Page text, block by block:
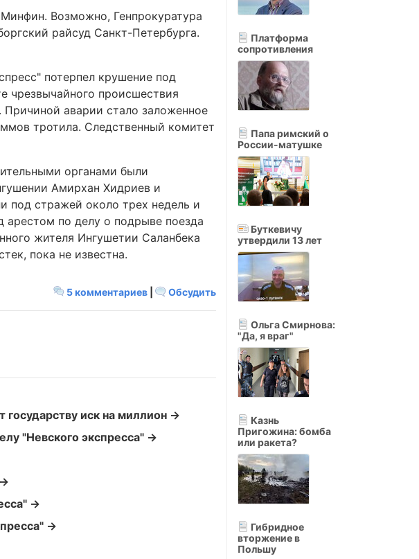
Возможно, Генпрокуратура
райсуд Санкт-Петербурга.
потерпел крушение под
чрезвычайного происшествия
Причиной аварии стало заложенное
тротила. Следственный комитет
органами были
Амирхан Хидриев и
под стражей около трех недель и
по делу о подрыве поезда
жителя Ингушетии Саланбека
пока не известна.
5 комментариев Обсудить
иск на миллион →
"Невского экспресса" →
→
→
Платформа
сопротивления
Папа римский о
России-матушке
Буткевичу
утвердили 13 лет
Ольга Смирнова:
"Да, я враг"
Казнь
Пригожина: бомба
или ракета?
Гибридное
вторжение в
Польшу